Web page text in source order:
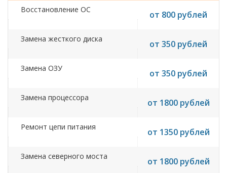
Восстановление ОС от 800 рублей
Замена жесткого диска от 350 рублей
Замена ОЗУ от 350 рублей
Замена процессора от 1800 рублей
Ремонт цепи питания от 1350 рублей
Замена северного моста от 1800 рублей